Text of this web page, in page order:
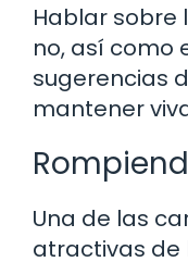
Hablar sobre
no, así como
sugerencias
mantener
Una de las
atractivas de